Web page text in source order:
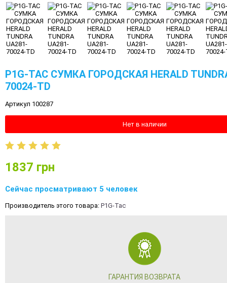
P1G-TAC СУМКА ГОРОДСКАЯ HERALD
70024-TD
Артикул 100287
Нет в наличии
1837 грн
Сейчас просматривают 5 человек
Производитель этого товара: P1G-Tac
ГАРАНТИЯ ВОЗВРАТА